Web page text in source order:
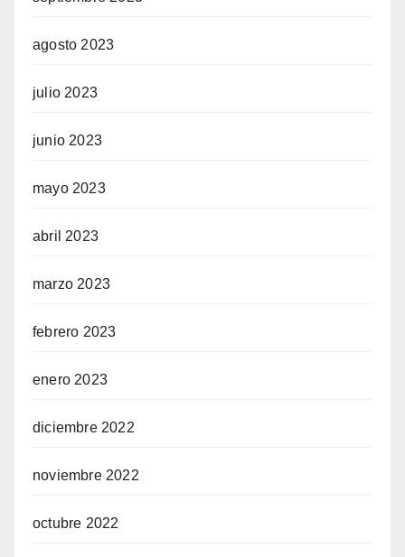
agosto 2023
julio 2023
junio 2023
mayo 2023
abril 2023
marzo 2023
febrero 2023
enero 2023
diciembre 2022
noviembre 2022
octubre 2022